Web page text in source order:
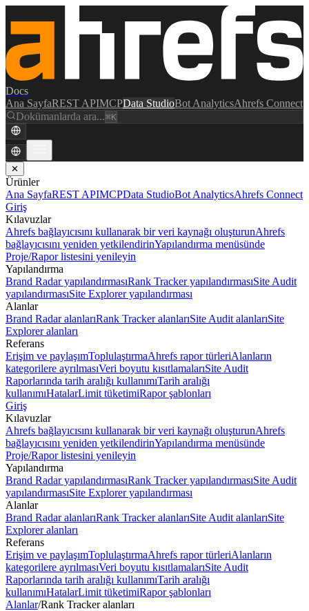
Docs
Ana SayfaREST APIMCPData StudioBot AnalyticsAhrefs Connect
Dokümanlarda ara...⌘K
✕
Ürünler
Ana SayfaREST APIMCPData StudioBot AnalyticsAhrefs Connect
Giriş
Kılavuzlar
Ahrefs bağlayıcısını kullanarak bir veri kaynağı oluşturunAhrefs
bağlayıcısını yeniden yetkilendirinYapılandırma menüsünde
Proje/Rapor listesini yenileyin
Yapılandırma
Brand Radar yapılandırmasıRank Tracker yapılandırmasıSite Audit
yapılandırmasıSite Explorer yapılandırması
Alanlar
Brand Radar alanlarıRank Tracker alanlarıSite Audit alanlarıSite
Explorer alanları
Referans
Erişim ve paylaşımToplulaştırmaAhrefs rapor türleriAlanların
kategorilere ayrılmasıVeri boyutu kısıtlamalarıSite Audit
Raporlarında tarih aralığı kullanımıTarih aralığı
kullanımıHatalarLimit tüketimiRapor şablonları
Giriş
Kılavuzlar
Ahrefs bağlayıcısını kullanarak bir veri kaynağı oluşturunAhrefs
bağlayıcısını yeniden yetkilendirinYapılandırma menüsünde
Proje/Rapor listesini yenileyin
Yapılandırma
Brand Radar yapılandırmasıRank Tracker yapılandırmasıSite Audit
yapılandırmasıSite Explorer yapılandırması
Alanlar
Brand Radar alanlarıRank Tracker alanlarıSite Audit alanlarıSite
Explorer alanları
Referans
Erişim ve paylaşımToplulaştırmaAhrefs rapor türleriAlanların
kategorilere ayrılmasıVeri boyutu kısıtlamalarıSite Audit
Raporlarında tarih aralığı kullanımıTarih aralığı
kullanımıHatalarLimit tüketimiRapor şablonları
Alanlar/Rank Tracker alanları